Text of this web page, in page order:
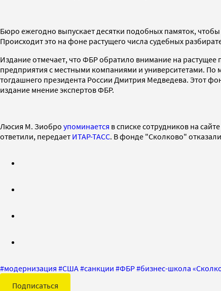
Бюро ежегодно выпускает десятки подобных памяток,
Происходит это на фоне растущего числа судебных
Издание отмечает, что ФБР обратило внимание на
предприятия с местными компаниями и университетами.
тогдашнего президента России Дмитрия Медведева. Этот
издание мнение экспертов ФБР.
Люсия М. Зиобро упоминается в списке сотрудников на
ответили, передает ИТАР-ТАСС. В фонде "Сколково"
#модернизация #США#санкции #ФБР#бизнес-школа
Подписаться